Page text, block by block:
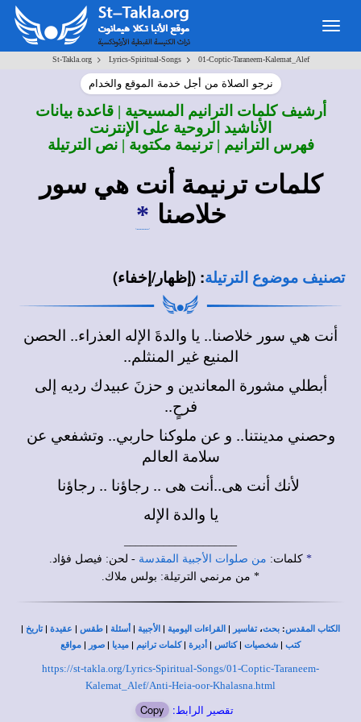
St-Takla.org> Lyrics-Spiritual-Songs> 01-Coptic-Taraneem-Kalemat_Alef
نرجو الصلاة من أجل خدمة الموقع والخدام
أرشيف كلمات الترانيم المسيحية | قاعدة بيانات
الأناشيد الروحية على الإنترنت
فهرس الترانيم | ترنيمة مكتوبة | نص الترتيلة
كلمات ترنيمة أنت هي سور
خلاصنا *
تصنيف موضوع الترتيلة: (إظهار/إخفاء)
أنت هي سور خلاصنا.. يا والدةَ الإله العذراء.. الحصن
المنيع غير المنثلم..
أبطلي مشورة المعاندين و حزنَ عبيدك رديه إلى
فرحٍ..
وحصني مدينتنا.. و عن ملوكنا حاربي.. وتشفعي عن
سلامة العالم
لأنك أنت هى..أنت هى .. رجاؤنا .. رجاؤنا
يا والدة الإله
* كلمات: من صلوات الأجبية المقدسة - لحن: فيصل فؤاد.
* من مرنمي الترتيلة: بولس ملاك.
الكتاب المقدس: بحث،تفاسير | القراءات اليومية | الأجبية | أسئلة | طقس | عقيدة |تاريخ |
كتب | شخصيات |كنائس | أديرة |كلمات ترانيم | ميديا | صور | مواقع
https://st-takla.org/Lyrics-Spiritual-Songs/01-Coptic-Taraneem-
Kalemat_Alef/Anti-Heia-oor-Khalasna.html
تقصير الرابط: Copy